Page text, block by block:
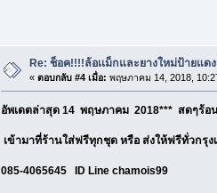
Re: ช็อค!!!!ล้อเเม็กและยางใหม่ป้ายแด
«ตอบกลับ #4 เมื่อ: พฤษภาคม 14, 2018,
อัพเดตล่าสุด 14 พฤษภาคม 2018*** สดๆร้อ
เข้ามาที่ร้านใส่ฟรีทุกชุด หรือ ส่งให้ฟรีทั่วกรุ
085-4065645 ID Line chamois99